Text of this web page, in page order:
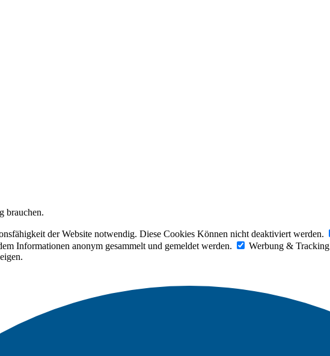
brauchen.
der Website notwendig. Diese Cookies Können nicht deaktiviert werden.
Informationen anonym gesammelt und gemeldet werden.
Werbung & Tracking